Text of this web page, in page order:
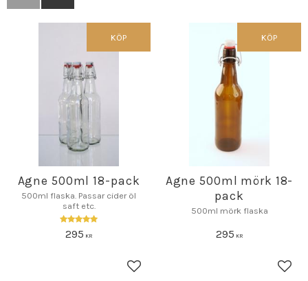
Agne 500ml 18-pack
500ml flaska. Passar cider öl
saft etc.
295 KR
Lägg till i favoriter
KÖP
Agne 500ml mörk 18-
pack
500ml mörk flaska
295 KR
KÖP